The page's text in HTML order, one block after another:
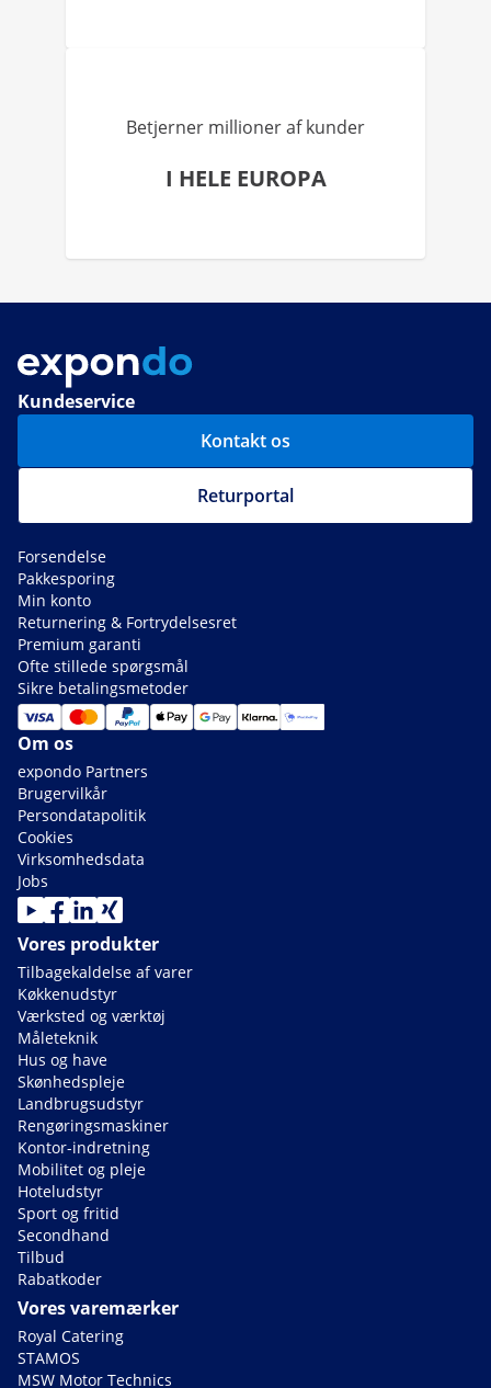
Betjerner millioner af kunder
I HELE EUROPA
Kundeservice
Kontakt os
Returportal
Forsendelse
Pakkesporing
Min konto
Returnering & Fortrydelsesret
Premium garanti
Ofte stillede spørgsmål
Sikre betalingsmetoder
Om os
expondo Partners
Brugervilkår
Persondatapolitik
Cookies
Virksomhedsdata
Jobs
Vores produkter
Tilbagekaldelse af varer
Køkkenudstyr
Værksted og værktøj
Måleteknik
Hus og have
Skønhedspleje
Landbrugsudstyr
Rengøringsmaskiner
Kontor-indretning
Mobilitet og pleje
Hoteludstyr
Sport og fritid
Secondhand
Tilbud
Rabatkoder
Vores varemærker
Royal Catering
STAMOS
MSW Motor Technics